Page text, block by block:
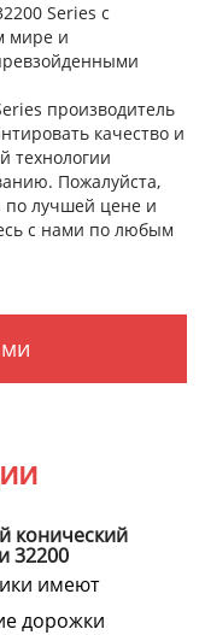
Series с
мире и
производитель
качество и
технологии
Пожалуйста,
по лучшей цене и
с нами по любым
конический
32200
имеют
дорожки